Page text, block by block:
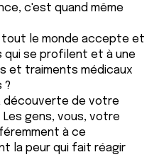
c'est quand même
le monde accepte et
qui se profilent et à une
et traiments médicaux
?
découverte de votre
gens, vous, votre
à ce
la peur qui fait réagir